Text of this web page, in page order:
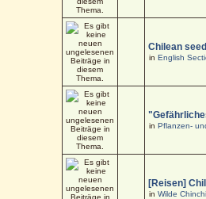
Chilean
inEnglish
inPflanzen-
[Reisen]
inWilde